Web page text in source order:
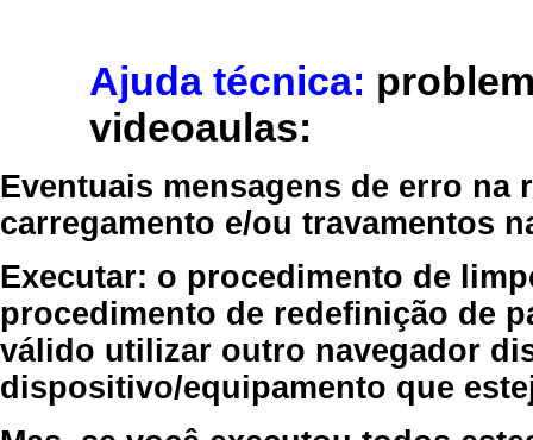
Ajuda técnica:
videoaulas:
Eventuais mensagens de erro
carregamento e/ou travamentos
Executar: o procedimento de
procedimento de redefinição de
válido utilizar outro navegador
dispositivo/equipamento que